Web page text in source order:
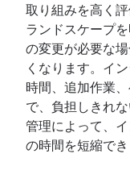
取り組みを高く
ランドスケープ
の変更が必要な
くなります。イ
時間、追加作業
で、負担しきれ
管理によって、
の時間を短縮でき